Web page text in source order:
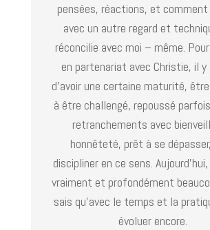
pensées, réactions, et
avec un autre regard et
réconcilie avec moi – même.
en partenariat avec Christie, il y
d’avoir une certaine maturité,
à être challengé, repoussé
retranchements avec
honnêteté, prêt à se
discipliner en ce sens.
vraiment et profondément
sais qu’avec le temps et la
évoluer encore.